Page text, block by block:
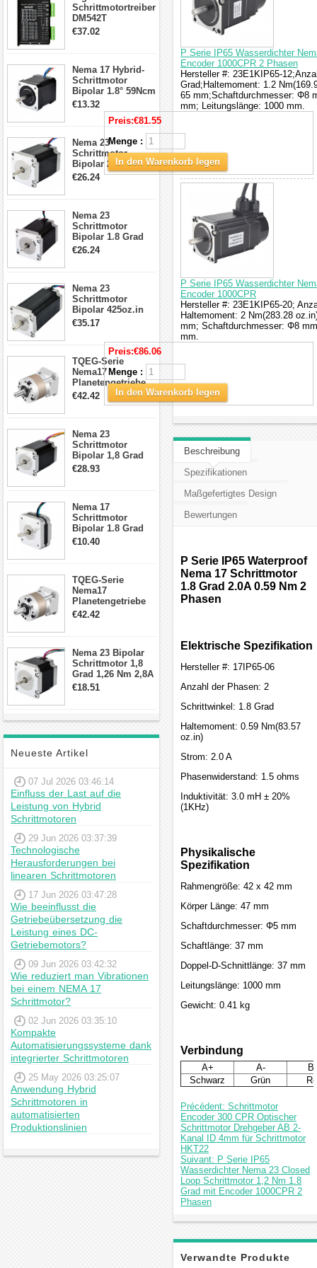
Schrittmotortreiber
DM542T
Schrittmotor
Schrittmotor
€37.02
Nema 17 Hybrid-
Schrittmotor
Bipolar 1.8° 59Ncm
2A 4 Drähte mit 1m
Kabel & Stecker
€13.32
Nema 23
Schrittmotor
Bipolar 269oz.in
2,8A 57x57x76mm
€26.24
Nema 23
Schrittmotor
Bipolar 1.8 Grad
1.9Nm 3A 3.36V 4
€26.24
Nema 23
Schrittmotor
Bipolar 425oz.in
4.2A 57x57x114mm
Schrittmotor
€35.17
TQEG-Serie
Nema17
Planetengetriebe
5:1 Spiel 15Arc-
min für Nema 17
€42.42
Nema 23
Schrittmotor
Bipolar 1,8 Grad
2,83Nm 4 A 2,26V
€28.93
Nema 17
Schrittmotor
Bipolar 1.8 Grad
8.7Ncm 1A 3.5V 4
€10.40
TQEG-Serie
Nema17
Planetengetriebe
10:1 Spiel 15Arc-
€42.42
Nema 23 Bipolar
Schrittmotor 1,8
Grad 1,26 Nm 2,8A
2,5V 4 Drähte
€18.51
Neueste Artikel
07 Jul 2026 03:46:14
Einfluss der Last auf die
Leistung von Hybrid
Schrittmotoren
29 Jun 2026 03:37:39
Technologische
Herausforderungen bei
linearen Schrittmotoren
17 Jun 2026 03:47:28
Wie beeinflusst die
Getriebeübersetzung die
Leistung eines DC-
Getriebemotors?
09 Jun 2026 03:42:32
Wie reduziert man Vibrationen
bei einem NEMA 17
Schrittmotor?
02 Jun 2026 03:35:10
Kompakte
Automatisierungssysteme dank
integrierter Schrittmotoren
25 May 2026 03:25:07
Anwendung Hybrid
Schrittmotoren in
automatisierten
Produktionslinien
P Serie IP65 Wasserdichter
Encoder 1000CPR 2 Phasen
Hersteller #: 23E1KIP65-
Grad;Haltemoment: 1.2
65 mm;Schaftdurchmesser: Φ8
mm; Leitungslänge: 1000 mm.
Preis:€81.55
Menge :
In den Warenkorb legen
P Serie IP65 Wasserdichter
Encoder 1000CPR
Hersteller #: 23E1KIP65-20;
Haltemoment: 2 Nm(283.28
mm; Schaftdurchmesser: Φ8
mm.
Preis:€86.06
Menge :
In den Warenkorb legen
Beschreibung
Spezifikationen
Maßgefertigtes Design
Bewertungen
P Serie IP65 Waterproof
Nema 17 Schrittmotor
1.8 Grad 2.0A 0.59 Nm 2
Phasen
Elektrische Spezifikation
Hersteller #: 17IP65-06
Anzahl der Phasen: 2
Schrittwinkel: 1.8 Grad
Haltemoment: 0.59 Nm(83.57
oz.in)
Strom: 2.0 A
Phasenwiderstand: 1.5 ohms
Induktivität: 3.0 mH ± 20%
(1KHz)
Physikalische
Spezifikation
Rahmengröße: 42 x 42 mm
Körper Länge: 47 mm
Schaftdurchmesser: Φ5 mm
Schaftlänge: 37 mm
Doppel-D-Schnittlänge: 37 mm
Leitungslänge: 1000 mm
Gewicht: 0.41 kg
Verbindung
A+ A-
Schwarz
Grün
Précédent: Schrittmotor
Encoder 300 CPR Optischer
Schrittmotor Drehgeber AB 2-
Kanal ID 4mm für Schrittmotor
HKT22
Suivant: P Serie IP65
Wasserdichter Nema 23 Closed
Loop Schrittmotor 1,2 Nm 1.8
Grad mit Encoder 1000CPR 2
Phasen
Verwandte Produkte